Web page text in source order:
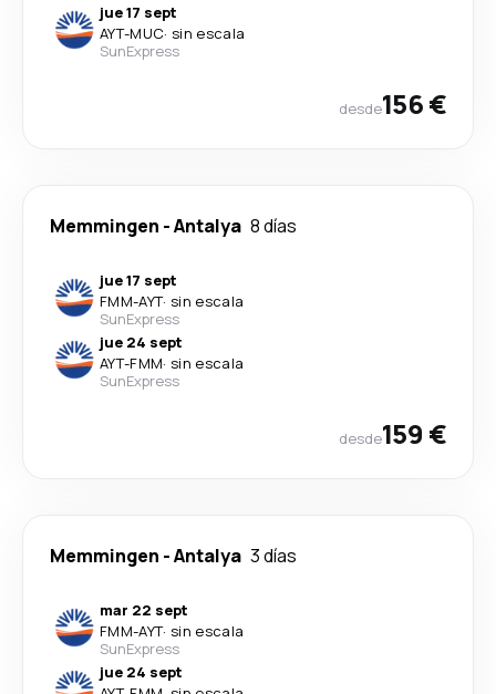
jue 17 sept
AYT-MUC· sin escala
SunExpress
desde156 €
Memmingen -Antalya 8 días
jue 17 sept
FMM-AYT· sin escala
SunExpress
jue 24 sept
AYT-FMM· sin escala
SunExpress
desde159 €
Memmingen -Antalya 3 días
mar 22 sept
FMM-AYT· sin escala
SunExpress
jue 24 sept